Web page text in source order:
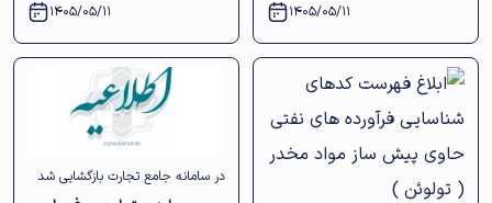
1405/05/11
1405/05/11
در سامانه جامع تجارت بازگشایی شد